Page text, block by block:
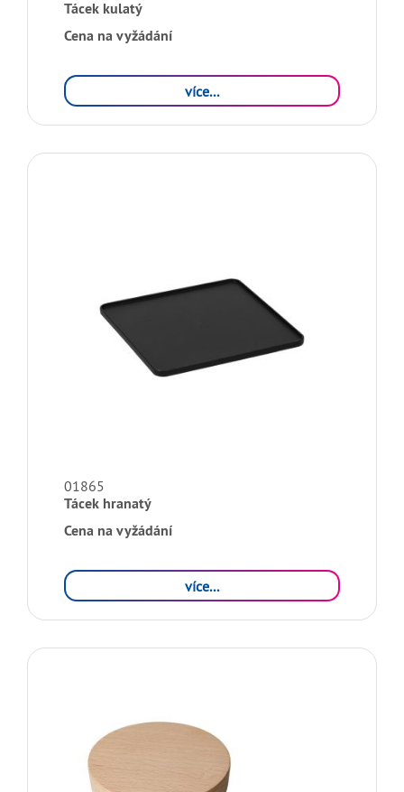
Tácek kulatý
Cena na vyžádání
více...
01865
Tácek hranatý
Cena na vyžádání
více...